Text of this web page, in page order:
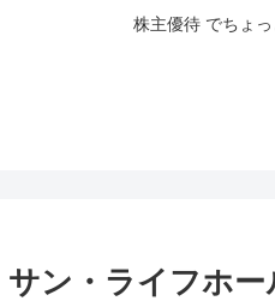
株主優待 でちょ
ン・ライフホ